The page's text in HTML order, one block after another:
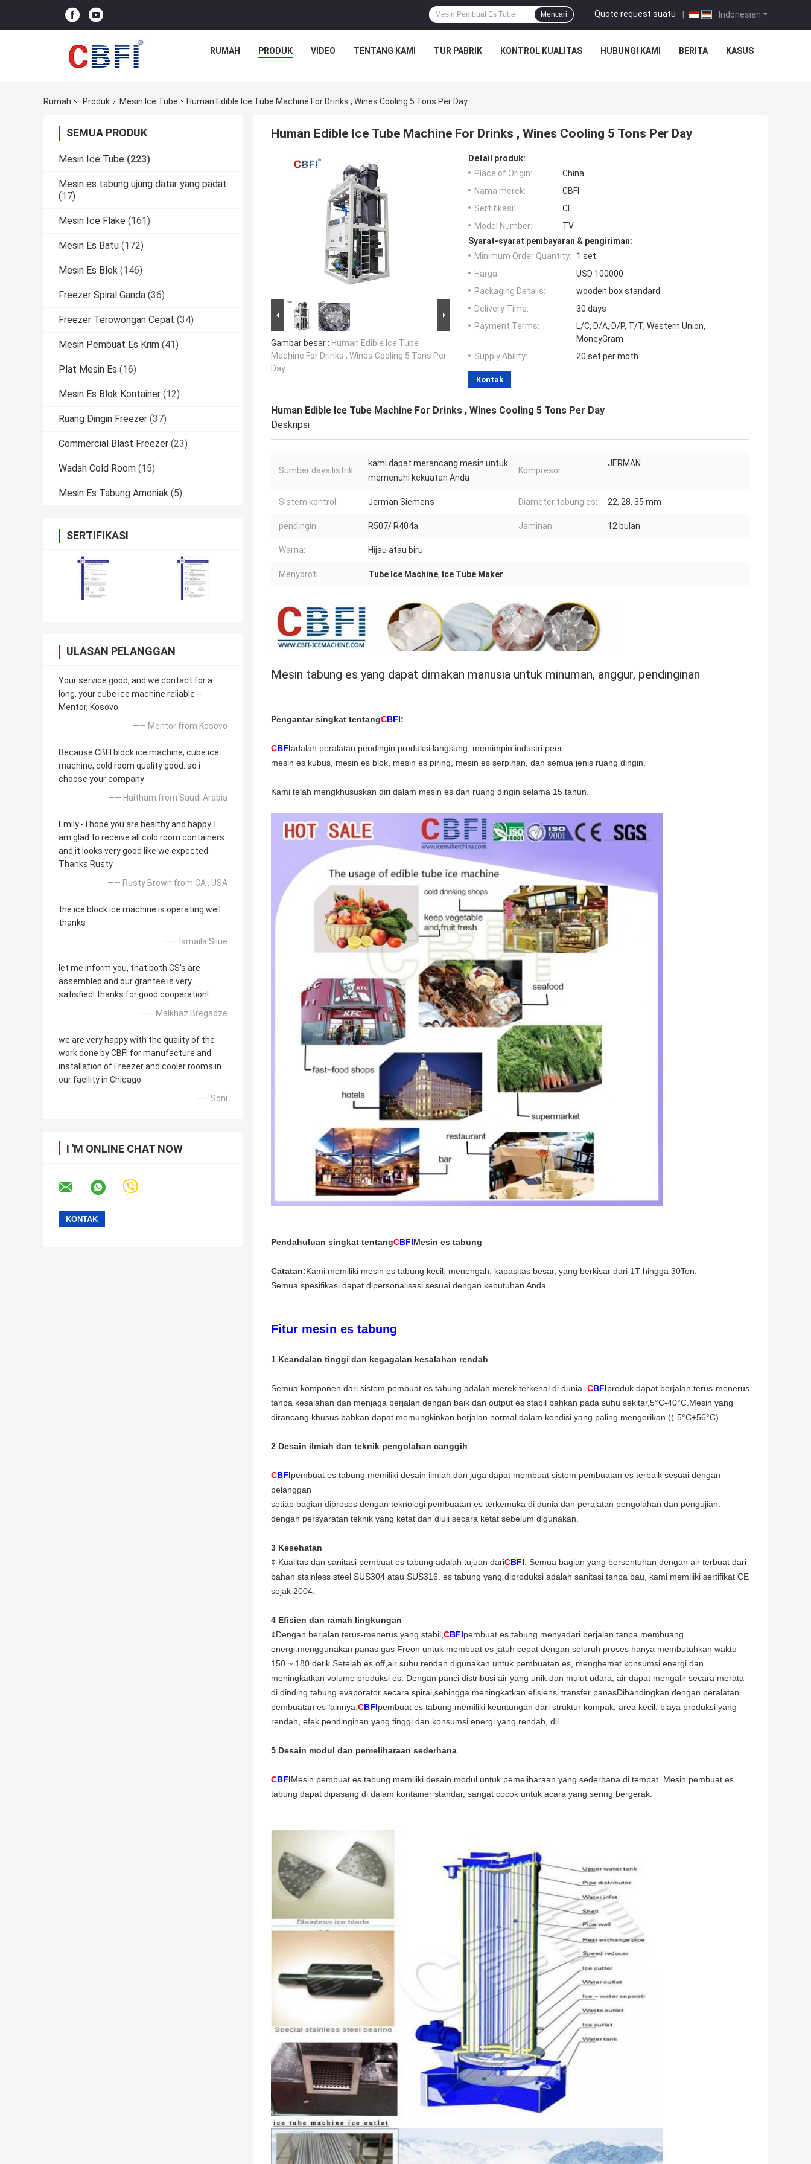
Indonesian
Quote request suatu |
Mencari
RUMAH PRODUK VIDEO TENTANG KAMI TUR PABRIK KONTROL KUALITAS HUBUNGI KAMI BERITA KASUS
Rumah Produk Mesin Ice Tube Human Edible Ice Tube Machine For Drinks , Wines Cooling 5 Tons Per Day
SEMUA PRODUK
Mesin Ice Tube (223)
Mesin es tabung ujung datar yang padat
(17)
Mesin Ice Flake (161)
Mesin Es Batu (172)
Mesin Es Blok (146)
Freezer Spiral Ganda (36)
Freezer Terowongan Cepat (34)
Mesin Pembuat Es Krim (41)
Plat Mesin Es (16)
Mesin Es Blok Kontainer (12)
Ruang Dingin Freezer (37)
Commercial Blast Freezer (23)
Wadah Cold Room (15)
Mesin Es Tabung Amoniak (5)
SERTIFIKASI
ULASAN PELANGGAN
Your service good, and we contact for a
long, your cube ice machine reliable --
Mentor, Kosovo
—— Mentor from Kosovo
Because CBFI block ice machine, cube ice
machine, cold room quality good. so i
choose your company
—— Haitham from Saudi Arabia
Emily - I hope you are healthy and happy. I
am glad to receive all cold room containers
and it looks very good like we expected.
Thanks Rusty.
—— Rusty Brown from CA , USA
the ice block ice machine is operating well
thanks
—— Ismaila Silue
let me inform you, that both CS's are
assembled and our grantee is very
satisfied! thanks for good cooperation!
—— Malkhaz Bregadze
we are very happy with the quality of the
work done by CBFI for manufacture and
installation of Freezer and cooler rooms in
our facility in Chicago
—— Soni
I 'M ONLINE CHAT NOW
Human Edible Ice Tube Machine For Drinks , Wines Cooling 5 Tons Per Day
Gambar besar : Human Edible Ice Tube
Machine For Drinks , Wines Cooling 5 Tons Per
Day
Detail produk:
Place of Origin:
China
Nama merek:
CBFI
Sertifikasi:
CE
Model Number:
TV
Syarat-syarat pembayaran & pengiriman:
Minimum Order Quantity:
1 set
Harga:
USD 100000
Packaging Details:
wooden box standard
Delivery Time:
30 days
Payment Terms:
L/C, D/A, D/P, T/T, Western Union,
MoneyGram
Supply Ability:
20 set per moth
Kontak
Human Edible Ice Tube Machine For Drinks , Wines Cooling 5 Tons Per Day
Deskripsi
Sumber daya listrik:
kami dapat merancang mesin untuk
memenuhi kekuatan Anda
Kompresor:
JERMAN
Sistem kontrol: Jerman Siemens Diameter tabung es: 22, 28, 35 mm
pendingin: R507/ R404a Jaminan: 12 bulan
Warna: Hijau atau biru
Menyoroti: Tube Ice Machine, Ice Tube Maker
Mesin tabung es yang dapat dimakan manusia untuk minuman, anggur, pendinginan
Pengantar singkat tentangCBFI:
CBFIadalah peralatan pendingin produksi langsung, memimpin industri peer.
mesin es kubus, mesin es blok, mesin es piring, mesin es serpihan, dan semua jenis ruang dingin.
Kami telah mengkhususkan diri dalam mesin es dan ruang dingin selama 15 tahun.
Pendahuluan singkat tentangCBFIMesin es tabung
Catatan:Kami memiliki mesin es tabung kecil, menengah, kapasitas besar, yang berkisar dari 1T hingga 30Ton.
Semua spesifikasi dapat dipersonalisasi sesuai dengan kebutuhan Anda.
Fitur mesin es tabung
1 Keandalan tinggi dan kegagalan kesalahan rendah
Semua komponen dari sistem pembuat es tabung adalah merek terkenal di dunia. CBFIproduk dapat berjalan terus-menerus
tanpa kesalahan dan menjaga berjalan dengan baik dan output es stabil bahkan pada suhu sekitar,5°C-40°C.Mesin yang
dirancang khusus bahkan dapat memungkinkan berjalan normal dalam kondisi yang paling mengerikan ((-5°C+56°C).
2 Desain ilmiah dan teknik pengolahan canggih
CBFIpembuat es tabung memiliki desain ilmiah dan juga dapat membuat sistem pembuatan es terbaik sesuai dengan
pelanggan
setiap bagian diproses dengan teknologi pembuatan es terkemuka di dunia dan peralatan pengolahan dan pengujian.
dengan persyaratan teknik yang ketat dan diuji secara ketat sebelum digunakan.
3 Kesehatan
¢ Kualitas dan sanitasi pembuat es tabung adalah tujuan dariCBFI. Semua bagian yang bersentuhan dengan air terbuat dari
bahan stainless steel SUS304 atau SUS316. es tabung yang diproduksi adalah sanitasi tanpa bau, kami memiliki sertifikat CE
sejak 2004.
4 Efisien dan ramah lingkungan
¢Dengan berjalan terus-menerus yang stabil,CBFIpembuat es tabung menyadari berjalan tanpa membuang
energi.menggunakan panas gas Freon untuk membuat es jatuh cepat dengan seluruh proses hanya membutuhkan waktu
150 ~ 180 detik.Setelah es off,air suhu rendah digunakan untuk pembuatan es, menghemat konsumsi energi dan
meningkatkan volume produksi es. Dengan panci distribusi air yang unik dan mulut udara, air dapat mengalir secara merata
di dinding tabung evaporator secara spiral,sehingga meningkatkan efisiensi transfer panasDibandingkan dengan peralatan
pembuatan es lainnya,CBFIpembuat es tabung memiliki keuntungan dari struktur kompak, area kecil, biaya produksi yang
rendah, efek pendinginan yang tinggi dan konsumsi energi yang rendah, dll.
5 Desain modul dan pemeliharaan sederhana
CBFIMesin pembuat es tabung memiliki desain modul untuk pemeliharaan yang sederhana di tempat. Mesin pembuat es
tabung dapat dipasang di dalam kontainer standar, sangat cocok untuk acara yang sering bergerak.